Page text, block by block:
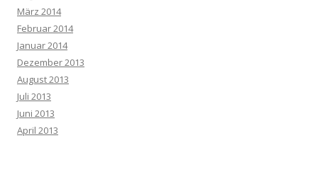
März 2014
Februar 2014
Januar 2014
Dezember 2013
August 2013
Juli 2013
Juni 2013
April 2013